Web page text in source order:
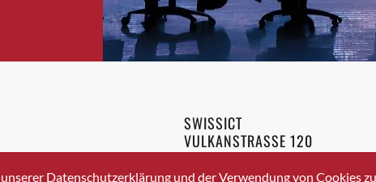
Bäretswil
Bülach
Cazis
Crissier
Davos Platz
336 40 20
SWISSICT
VULKANSTRASSE 120
8048 ZURICH
Datenschutzerklärung und der Verwendung von Cookies